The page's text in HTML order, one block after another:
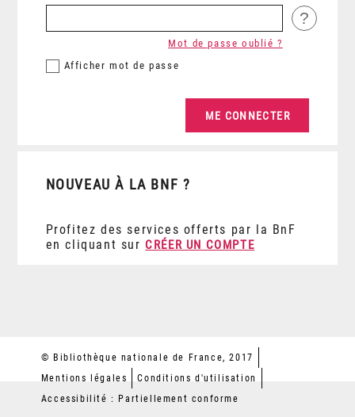
?
Afficher mot de passe
Mot de passe oublié ?
NOUVEAU À LA BNF ?
Profitez des services offerts par la BnF
en cliquant sur CRÉER UN COMPTE
© Bibliothèque nationale de France, 2017
Mentions légales
Conditions d'utilisation
Accessibilité : Partiellement conforme